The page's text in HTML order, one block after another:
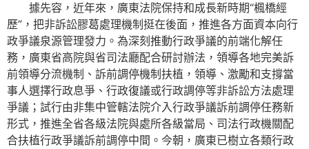
據先容，近年來，廣東法院保持和成長新時期“楓橋經
歷”，把非訴訟膠葛處理機制挺在後面，推進各方面資本向行
政爭議泉源管理發力。為深刻推動行政爭議的前端化解任
務，廣東省高院與省司法廳配合研討辦法，領導各地完美訴
前領導分流機制、訴前調停機制扶植，領導、激勵和支撐當
事人選擇行政息爭、行政復議或行政調停等非訴訟方法處理
爭議；試行由非集中管轄法院介入行政爭議訴前調停任務新
形式，推進全省各級法院與處所各級當局、司法行政機關配
合扶植行政爭議訴前調停中間。今朝，廣東已樹立各類行政